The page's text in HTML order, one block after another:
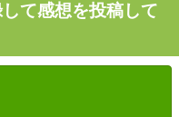
て感想を投稿して